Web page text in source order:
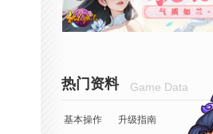
热门资料 Game Data
基本操作 升级指南